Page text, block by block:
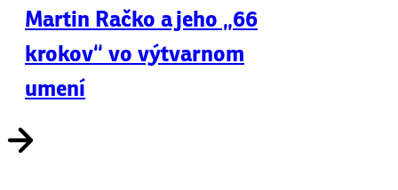
Martin Račko a jeho „66
krokov“ vo výtvarnom
umení